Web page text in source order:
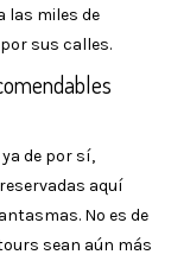
las miles de
sus calles.
ya de por sí,
aquí
No es de
sean aún más